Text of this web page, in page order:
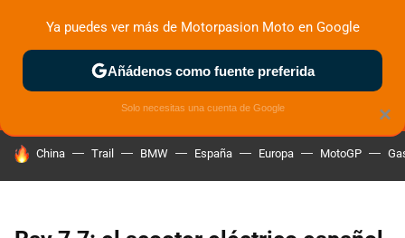
MENÚ NUEVO
ZONA DE PRUEBAS DEPORTIVAS MOTOS ELÉCTRICAS
HOY SE HABLA DE
China Trail BMW España Europa MotoGP
×
Ya puedes ver más de Motorpasion Moto en Google
Añádenos como fuente preferida
Solo necesitas una cuenta de Google